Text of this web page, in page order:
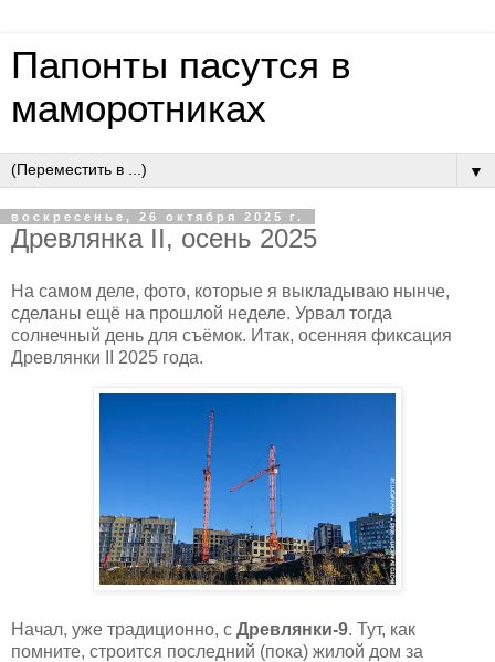
Папонты пасутся в
маморотниках
▼
воскресенье, 26 октября 2025 г.
Древлянка II, осень 2025
На самом деле, фото, которые я выкладываю нынче,
сделаны ещё на прошлой неделе. Урвал тогда
солнечный день для съёмок. Итак, осенняя фиксация
Древлянки II 2025 года.
Начал, уже традиционно, с Древлянки-9. Тут, как
помните, строится последний (пока) жилой дом за